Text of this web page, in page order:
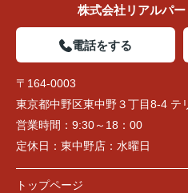
株式会社リアルパ
電話をする
〒164-0003
東京都中野区東中野３丁目8-4 テ
営業時間： 9:30～18：00
定休日： 東中野店：水曜日
トップページ